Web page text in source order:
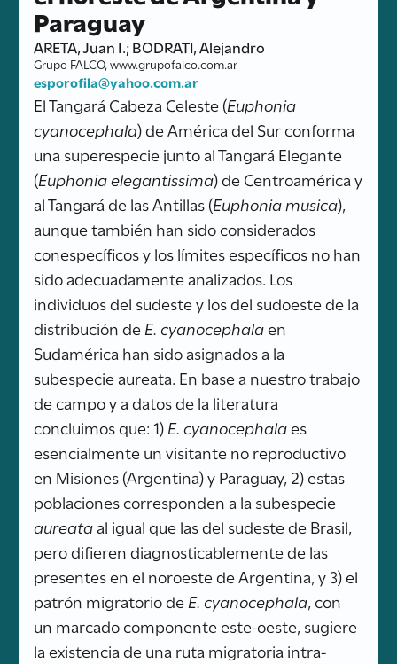
Paraguay
ARETA, Juan I.; BODRATI, Alejandro
Grupo FALCO, www.grupofalco.com.ar
esporofila@yahoo.com.ar
El Tangará Cabeza Celeste (Euphonia
cyanocephala) de América del Sur conforma
una superespecie junto al Tangará Elegante
(Euphonia elegantissima) de Centroamérica y
al Tangará de las Antillas (Euphonia musica),
aunque también han sido considerados
conespecíficos y los límites específicos no han
sido adecuadamente analizados. Los
individuos del sudeste y los del sudoeste de la
distribución deE. cyanocephalaen
Sudamérica han sido asignados a la
subespecie aureata. En base a nuestro trabajo
de campo y a datos de la literatura
concluimos que: 1)E. cyanocephalaes
esencialmente un visitante no reproductivo
en Misiones (Argentina) y Paraguay, 2) estas
poblaciones corresponden a la subespecie
aureataal igual que las del sudeste de Brasil,
pero difieren diagnosticablemente de las
presentes en el noroeste de Argentina, y 3) el
patrón migratorio deE. cyanocephala, con
un marcado componente este-oeste, sugiere
la existencia de una ruta migratoria intra-